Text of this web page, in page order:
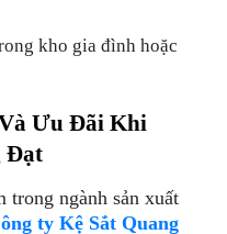
kho gia đình hoặc
Ưu Đãi Khi
Đạt
ngành sản xuất
ty Kệ Sắt Quang